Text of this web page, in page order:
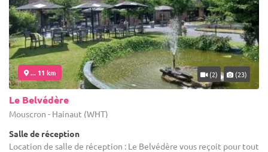
... 11 km (2) (23)
Le Belvédère
Mouscron - Hainaut (WHT)
Salle de réception
Location de salle de réception : Le Belvédère vous reçoit pour tout